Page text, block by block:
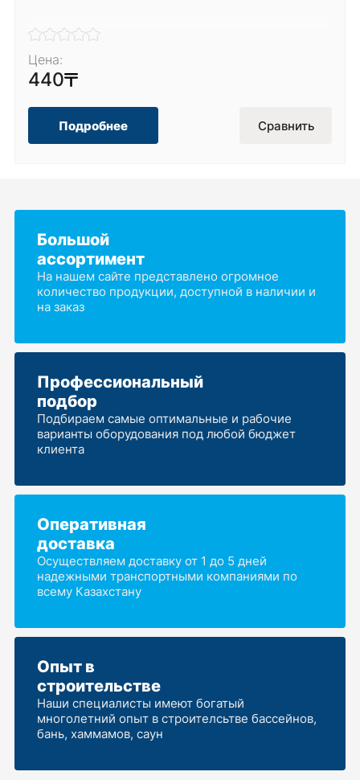
Цена:
440
Подробнее Сравнить
Большой
ассортимент
На нашем сайте представлено огромное
количество продукции, доступной в наличии и
на заказ
Профессиональный
подбор
Подбираем самые оптимальные и рабочие
варианты оборудования под любой бюджет
клиента
Оперативная
доставка
Осуществляем доставку от 1 до 5 дней
надежными транспортными компаниями по
всему Казахстану
Опыт в
строительстве
Наши специалисты имеют богатый
многолетний опыт в строителсьтве бассейнов,
бань, хаммамов, саун